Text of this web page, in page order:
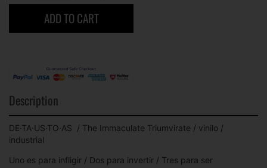
ADD TO CART
Description
DE·TA·US·TO·AS ‎ / The Immaculate Triumvirate / vinilo /
industrial
Uno es para infligir / Dos para invertir / Tres para ser